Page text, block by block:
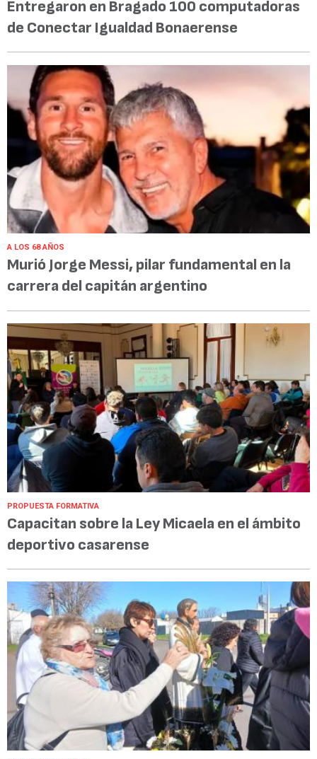
Entregaron en Bragado 100 computadoras
de Conectar Igualdad Bonaerense
A LOS 68 AÑOS
Murió Jorge Messi, pilar fundamental en la
carrera del capitán argentino
PROPUESTA FORMATIVA
Capacitan sobre la Ley Micaela en el ámbito
deportivo casarense